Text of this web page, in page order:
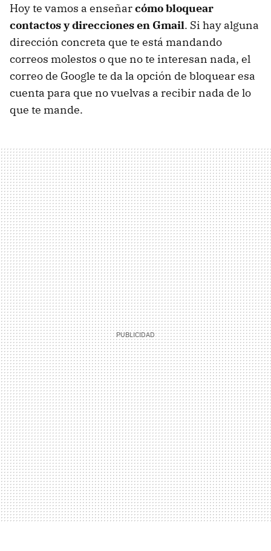
Hoy te vamos a enseñarcómo bloquear
contactos y direcciones en Gmail. Si hay alguna
dirección concreta que te está mandando
correos molestos o que no te interesan nada, el
correo de Google te da la opción de bloquear esa
cuenta para que no vuelvas a recibir nada de lo
que te mande.